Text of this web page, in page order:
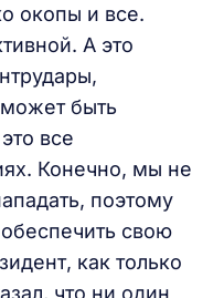
окопы и все.
А это
быть
все
Конечно, мы не
поэтому
свою
как только
что ни один